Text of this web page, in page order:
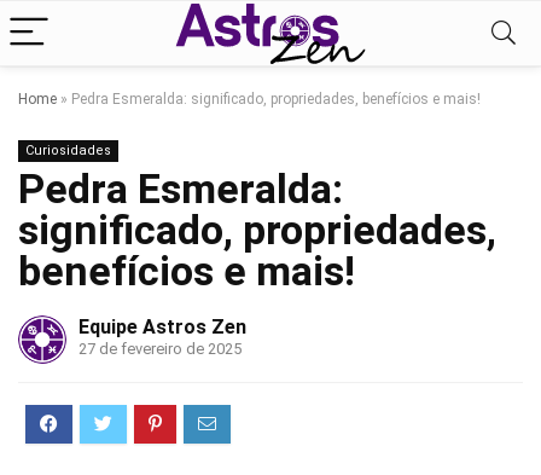
Home » Pedra Esmeralda: significado, propriedades, benefícios e mais!
Curiosidades
Pedra Esmeralda:
significado, propriedades,
benefícios e mais!
Equipe Astros Zen
27 de fevereiro de 2025